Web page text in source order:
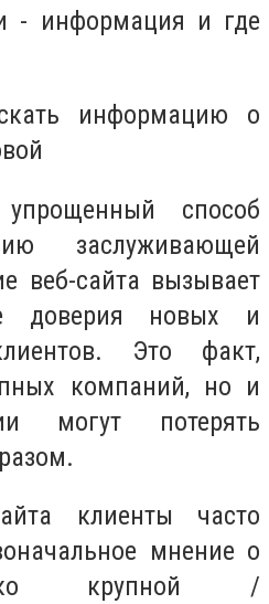
- информация и где
информацию о
способ
заслуживающей
веб-сайта вызывает
доверия новых и
Это факт,
компаний, но и
могут потерять
клиенты часто
мнение о
крупной /